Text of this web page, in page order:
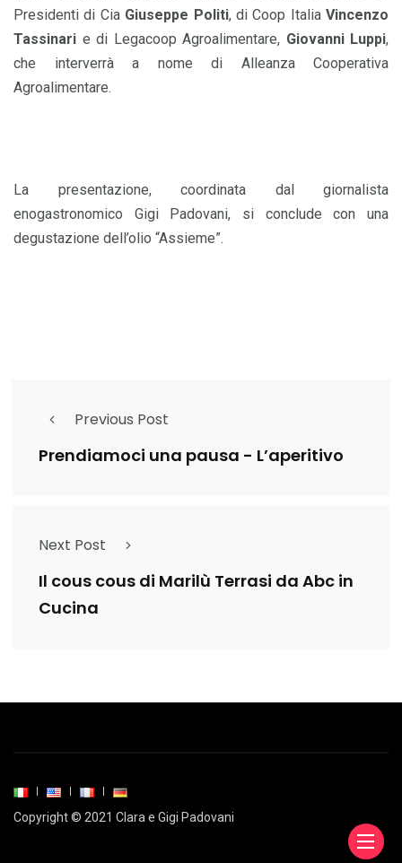
Presidenti di Cia Giuseppe Politi, di Coop Italia Vincenzo
Tassinari e di Legacoop Agroalimentare, Giovanni Luppi,
che interverrà a nome di Alleanza Cooperativa
Agroalimentare.
La presentazione, coordinata dal giornalista
enogastronomico Gigi Padovani, si conclude con una
degustazione dell’olio “Assieme”.
Previous Post
Prendiamoci una pausa - L’aperitivo
Next Post
Il cous cous di Marilù Terrasi da Abc in
Cucina
Copyright © 2021 Clara e Gigi Padovani